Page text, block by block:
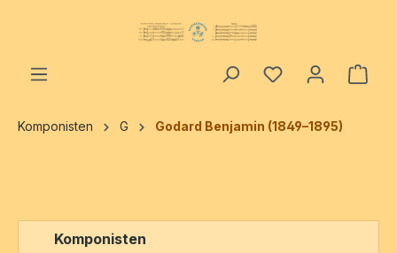
Komponisten G Godard Benjamin (1849–1895)
Komponisten